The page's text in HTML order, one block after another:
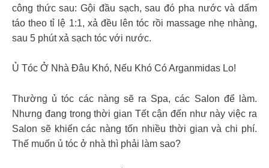
công thức sau: Gội đầu sạch, sau đó pha nước và dấm
táo theo tỉ lệ 1:1, xả đều lên tóc rồi massage nhẹ nhàng,
sau 5 phút xả sạch tóc với nước.
Ủ Tóc Ở Nhà Đâu Khó, Nếu Khó Có Arganmidas Lo!
Thường ủ tóc các nàng sẽ ra Spa, các Salon để làm.
Nhưng đang trong thời gian Tết cận đến như này việc ra
Salon sẽ khiến các nàng tốn nhiều thời gian và chi phí.
Thế muốn ủ tóc ở nhà thì phải làm sao?